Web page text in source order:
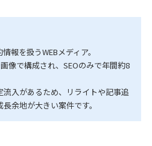
報を扱うWEBメディア。
像で構成され、SEOのみで年間約8
入があるため、リライトや記事追
余地が大きい案件です。